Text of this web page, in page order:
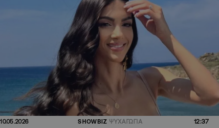
10.05.2026 SHOWBIZ ΨΥΧΑΓΩΓΙΑ 12:37